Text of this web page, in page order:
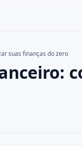
suas finanças do zero